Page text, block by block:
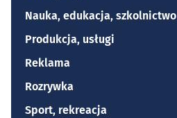
Nauka, edukacja, szkolnictwo
Produkcja, usługi
Reklama
Rozrywka
Sport, rekreacja